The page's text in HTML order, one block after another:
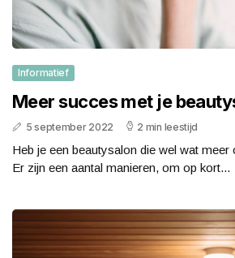
Informatief
Meer succes met je
5 september 2022 2 min leestijd
Heb je een beautysalon die wel wat meer
Er zijn een aantal manieren, om op kort...